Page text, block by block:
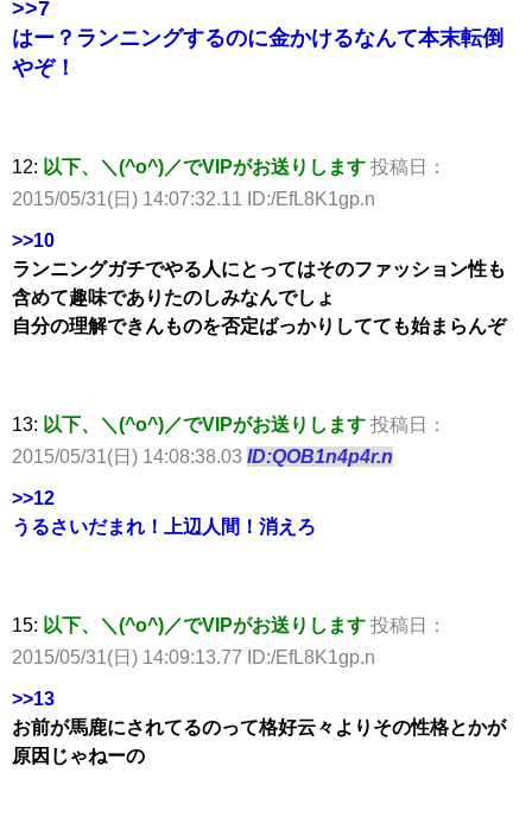
>>7
はー？ランニングするのに金かけるなんて本末転倒
やぞ！
12: 以下、＼(^o^)／でVIPがお送りします 投稿日：
2015/05/31(日) 14:07:32.11 ID:/EfL8K1gp.n
>>10
ランニングガチでやる人にとってはそのファッション性も
含めて趣味でありたのしみなんでしょ
自分の理解できんものを否定ばっかりしてても始まらんぞ
13: 以下、＼(^o^)／でVIPがお送りします 投稿日：
2015/05/31(日) 14:08:38.03 ID:QOB1n4p4r.n
>>12
うるさいだまれ！上辺人間！消えろ
15: 以下、＼(^o^)／でVIPがお送りします 投稿日：
2015/05/31(日) 14:09:13.77 ID:/EfL8K1gp.n
>>13
お前が馬鹿にされてるのって格好云々よりその性格とかが
原因じゃねーの